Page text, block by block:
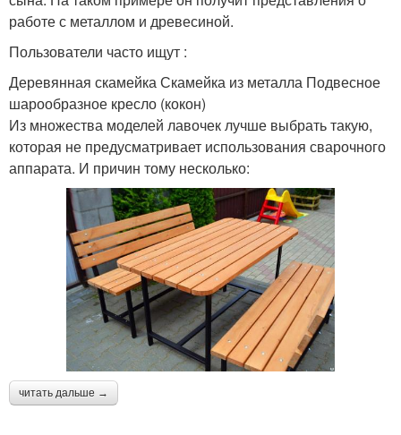
работе с металлом и древесиной.
Пользователи часто ищут :
Деревянная скамейка Скамейка из металла Подвесное
шарообразное кресло (кокон)
Из множества моделей лавочек лучше выбрать такую,
которая не предусматривает использования сварочного
аппарата. И причин тому несколько:
читать дальше →